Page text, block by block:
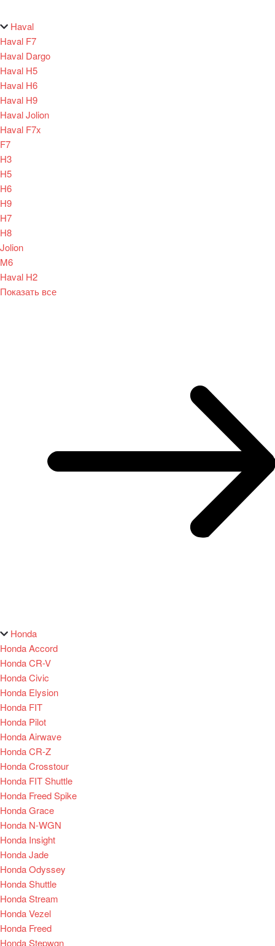
Haval
Haval F7
Haval Dargo
Haval H5
Haval H6
Haval H9
Haval Jolion
Haval F7x
F7
H3
H5
H6
H9
H7
H8
Jolion
M6
Haval H2
Показать все
Honda
Honda Accord
Honda CR-V
Honda Civic
Honda Elysion
Honda FIT
Honda Pilot
Honda Airwave
Honda CR-Z
Honda Crosstour
Honda FIT Shuttle
Honda Freed Spike
Honda Grace
Honda N-WGN
Honda Insight
Honda Jade
Honda Odyssey
Honda Shuttle
Honda Stream
Honda Vezel
Honda Freed
Honda Stepwgn